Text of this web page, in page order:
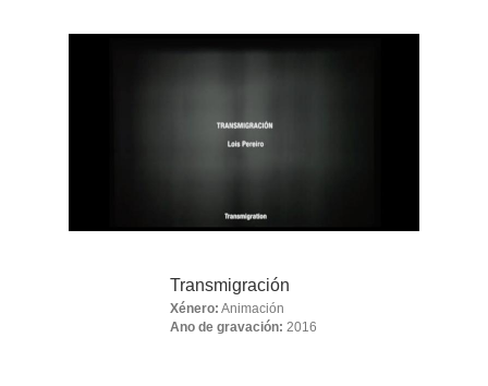
Transmigración
Xénero: Animación
Ano de gravación: 2016